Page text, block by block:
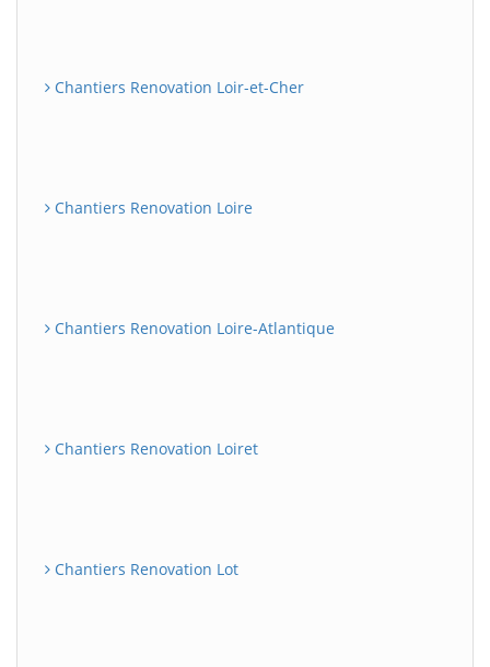
Chantiers Renovation Loir-et-Cher
Chantiers Renovation Loire
Chantiers Renovation Loire-Atlantique
Chantiers Renovation Loiret
Chantiers Renovation Lot